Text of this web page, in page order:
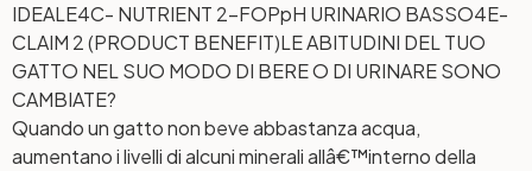
IDEALE4C- NUTRIENT 2-FOPpH URINARIO BASSO4E-
CLAIM 2 (PRODUCT BENEFIT)LE ABITUDINI DEL TUO
GATTO NEL SUO MODO DI BERE O DI URINARE SONO
CAMBIATE?
Quando un gatto non beve abbastanza acqua,
aumentano i livelli di alcuni minerali allâ€™interno della